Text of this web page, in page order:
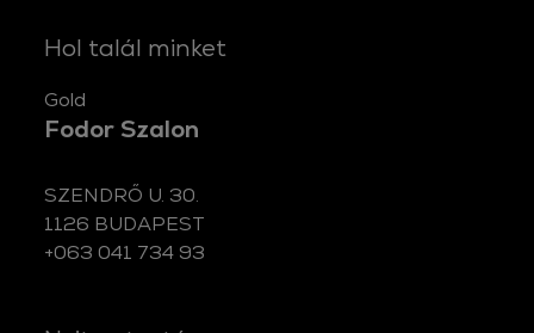
Hol talál minket
gold
Fodor Szalon
SZENDRŐ U. 30.
1126 BUDAPEST
+063 041 734 93